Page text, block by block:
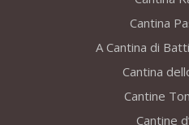
Cantina
A Cantina di
Cantina
Cantine
Cantine